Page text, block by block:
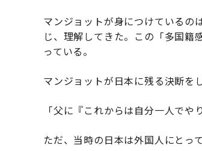
マンジョットが身につけているの
じ、理解してきた。この「多国籍
っている。
マンジョットが日本に残る決断を
「父に『これからは自分一人でや
ただ、当時の日本は外国人にとっ